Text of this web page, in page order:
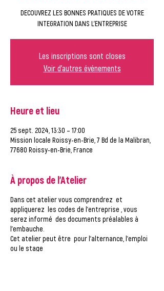
DECOUVREZ LES BONNES PRATIQUES DE VOTRE
INTEGRATION DANS L'ENTREPRISE
Les inscriptions sont closes
Voir d'autres événements
Heure et lieu
25 sept. 2024, 13:30 – 17:00
Mission locale Roissy-en-Brie, 7 Bd de la Malibran,
77680 Roissy-en-Brie, France
À propos de l'Atelier
Dans cet atelier vous comprendrez et
appliquerez les codes de l’entreprise , vous
serez informé des documents préalables à
l'embauche.
Cet atelier peut être pour l’alternance, l’emploi
ou le stage